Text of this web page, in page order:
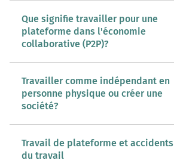
Que signifie travailler pour une
plateforme dans l'économie
collaborative (P2P)?
Travailler comme indépendant en
personne physique ou créer une
société?
Travail de plateforme et accidents
du travail